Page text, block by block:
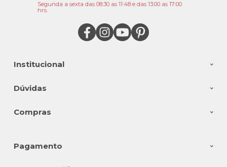
Institucional
Dúvidas
Compras
Segunda a sexta das 08:30 as 11:48 e das 13:00 as 17:00
hrs.
Pagamento